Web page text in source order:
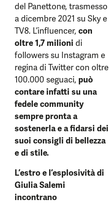
del Panettone, trasmesso
a dicembre 2021 su Sky e
TV8. L’influencer, con
oltre 1,7 milioni di
followers su Instagram e
regina di Twitter con oltre
100.000 seguaci, può
contare infatti su una
fedele community
sempre pronta a
sostenerla e a fidarsi dei
suoi consigli di bellezza
e di stile.
L’estro e l’esplosività di
Giulia Salemi
incontrano